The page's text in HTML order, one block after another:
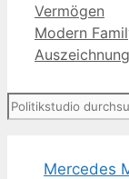
Vermögen
Modern
Suchen
Mercedes